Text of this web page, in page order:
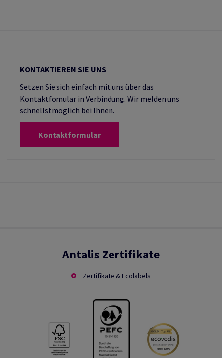
KONTAKTIEREN SIE UNS
Setzen Sie sich einfach mit uns über das
Kontaktfomular in Verbindung. Wir melden uns
schnellstmöglich bei Ihnen.
Kontaktformular
Antalis Zertifikate
Zertifikate & Ecolabels